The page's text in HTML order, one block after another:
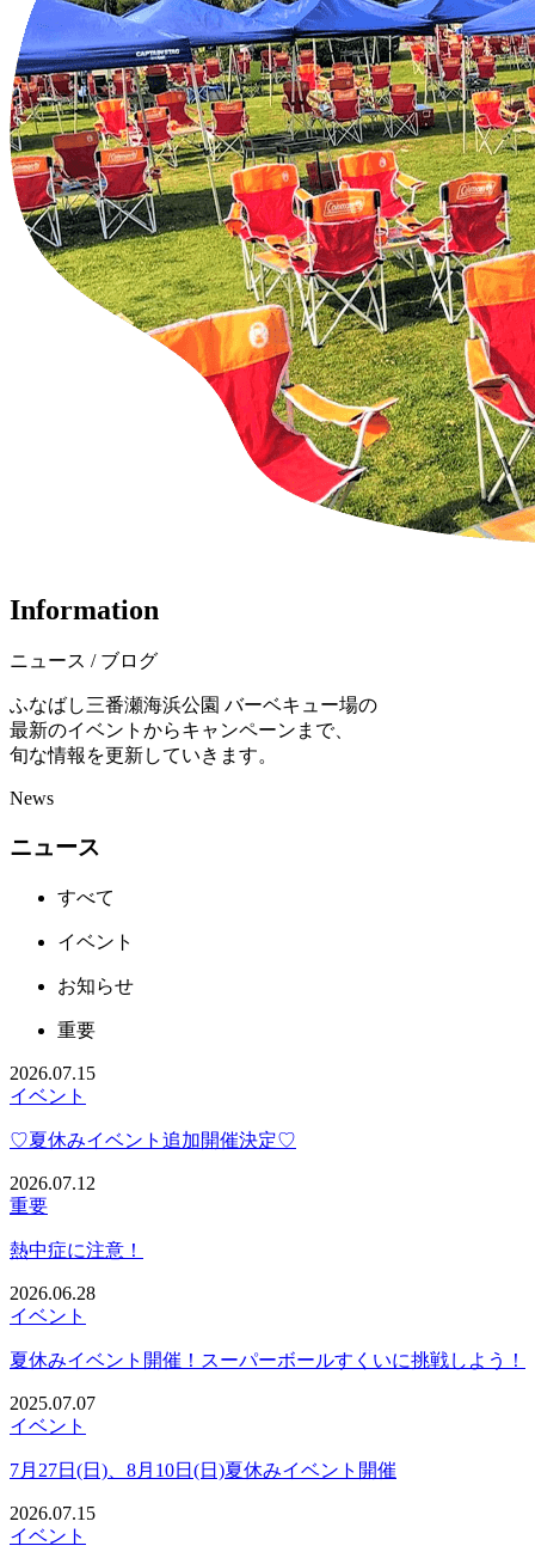
Information
ニュース / ブログ
ふなばし三番瀬海浜公園 バーベキュー場の
最新のイベントからキャンペーンまで、
旬な情報を更新していきます。
News
ニュース
すべて
イベント
お知らせ
重要
2026.07.15
イベント
♡夏休みイベント追加開催決定♡
2026.07.12
重要
熱中症に注意！
2026.06.28
イベント
夏休みイベント開催！スーパーボールすくいに挑戦しよう！
2025.07.07
イベント
7月27日(日)、8月10日(日)夏休みイベント開催
2026.07.15
イベント